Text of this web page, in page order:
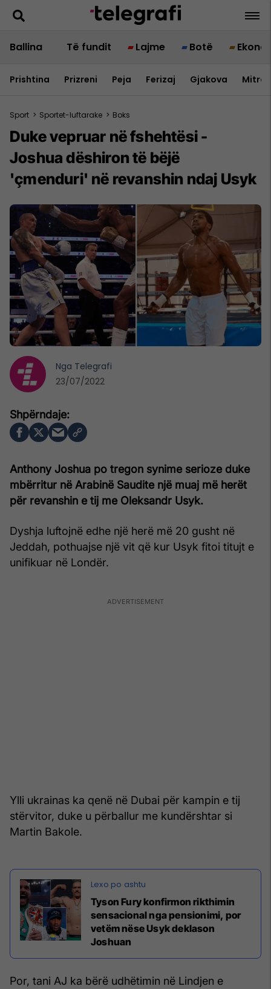
Ballina Të fundit Lajme Botë
Prishtina Prizreni Peja Ferizaj Gjakova
Sport > Sportet-luftarake > Boks
Duke vepruar në fshehtësi -
Joshua dëshiron të bëjë
'çmenduri' në revanshin ndaj Usyk
Anthony Joshua po tregon synime serioze duke
mbërritur në Arabinë Saudite një muaj më herët
për revanshin e tij me Oleksandr Usyk.
Dyshja luftojnë edhe një herë më 20 gusht në
Jeddah, pothuajse një vit që kur Usyk fitoi titujt e
unifikuar në Londër.
Ylli ukrainas ka qenë në Dubai për kampin e tij
stërvitor, duke u përballur me kundërshtar si
Martin Bakole.
Tyson Fury konfirmon rikthimin
sensacional nga pensionimi, por
vetëm nëse Usyk deklason
Joshuan
Por, tani AJ ka bërë udhëtimin në Lindjen e
Nga Telegrafi
23/07/2022